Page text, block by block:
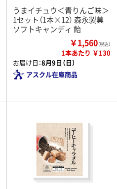
うまイチュウ＜青りんご味＞
1セット（1本×12） 森永製菓
ソフトキャンディ 飴
￥1,560（税込）
1本あたり ￥130
お届け日：8月9日（日）
アスクル在庫商品